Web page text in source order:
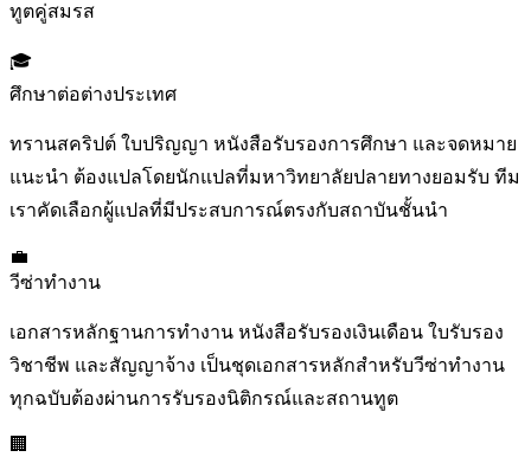
ทูตคู่สมรส
🎓
ศึกษาต่อต่างประเทศ
ทรานสคริปต์ ใบปริญญา หนังสือรับรองการศึกษา และจดหมาย
แนะนำ ต้องแปลโดยนักแปลที่มหาวิทยาลัยปลายทางยอมรับ ทีม
เราคัดเลือกผู้แปลที่มีประสบการณ์ตรงกับสถาบันชั้นนำ
💼
วีซ่าทำงาน
เอกสารหลักฐานการทำงาน หนังสือรับรองเงินเดือน ใบรับรอง
วิชาชีพ และสัญญาจ้าง เป็นชุดเอกสารหลักสำหรับวีซ่าทำงาน
ทุกฉบับต้องผ่านการรับรองนิติกรณ์และสถานทูต
🏢